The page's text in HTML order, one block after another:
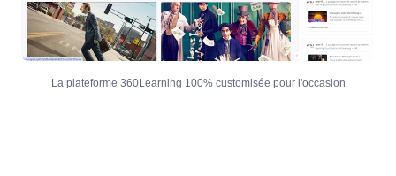
La plateforme 360Learning 100% customisée pour l'occasion